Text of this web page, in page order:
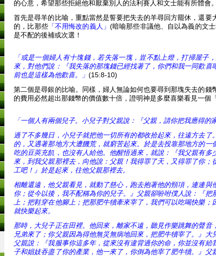
的心意，希望那些拒絕他和厭棄別人的法利賽人和文士能有所體會。
首先是尋羊的比喻，重點當然是誓要把失去的羊尋回方罷休，還
的，比那些「不用悔改的義人」 (暗喻那些非議他、自以為義的文
是不配的後補或次選！
「或是一個婦人有十塊錢，若失落一塊，豈不點上燈，打掃屋子
來，對他們說：『我失落的那塊錢已經找著了，你們和我一同歡
前也是這樣為他歡喜。」(15:8-10)
第二個是尋銀的比喻。同樣，婦人無論如何也要尋到那塊失去的
的費用必然超出那錢幣的價值數十倍，證明神是多麼喜樂看見一個
「一個人有兩個兒子。小兒子對父親說：『父親，請你把我應得的
過了不多幾日，小兒子就把他一切所有的都收拾起來，往遠方去
的，又遇著那地方大遭饑荒，就窮苦起來。於是去投靠那地方的
吃的豆莢充飢，也沒有人給他。他醒悟過來，就說：『我父親有
來，到我父親那裡去，向他說：父親！我得罪了天，又得罪了你
工吧！』於是起來，往他父親那裡去。
相離還遠，他父親看見，就動了慈心，跑去抱著他的頸項，連連
你；從今以後，我不配稱為你的兒子。』父親卻吩咐僕人說：『
上；把鞋穿在他腳上；把那肥牛犢牽來宰了，我們可以吃喝快樂
就快樂起來。
那時，大兒子正在田裡。他回來，離家不遠，聽見作樂跳舞的聲
兄弟來了；你父親因為得他無災無病地回來，把肥牛犢宰了。』
父親說：『我服事你這多年，從來沒有違背過你的命，你並沒有
子和娼妓吞盡了你的產業，他一來了，你倒為他宰了肥牛犢。』